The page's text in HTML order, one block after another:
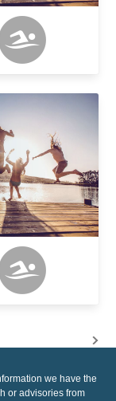
we have the
or advisories from